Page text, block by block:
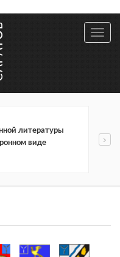
литературы
виде